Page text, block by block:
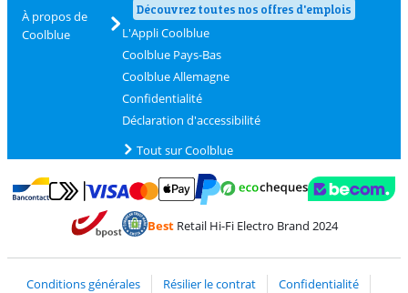
À propos de
Coolblue
Découvrez toutes nos offres d'emplois
L'Appli Coolblue
Coolblue Pays-Bas
Coolblue Allemagne
Confidentialité
Déclaration d'accessibilité
Tout sur Coolblue
Payer avec Bancontact
Payer avec MasterCard et Visa via ClickToPay
Payer avec PayPal
BestRetail Hi-Fi Electro Brand 2024
Conditions générales Résilier le contrat
Confidentialité